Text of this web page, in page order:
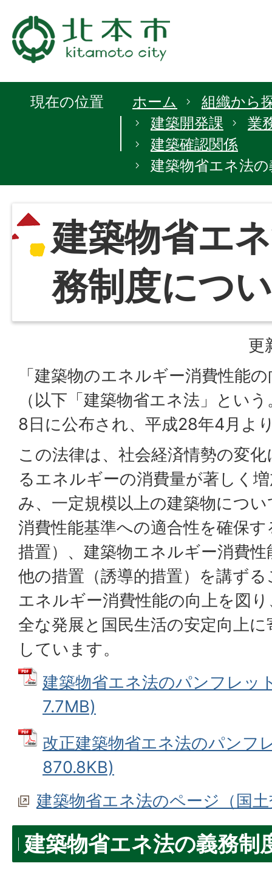
現在の位置 ホーム
組織から
建築開発課
業
建築確認関係
建築物省エネ法
建築物省エ
務制度につ
更
「建築物のエネルギー消費性能
（以下「建築物省エネ法」とい
8日に公布され、平成28年4月よ
この法律は、社会経済情勢の変
るエネルギーの消費量が著しく
み、一定規模以上の建築物につ
消費性能基準への適合性を確保
措置）、建築物エネルギー消費
他の措置（誘導的措置）を講ず
エネルギー消費性能の向上を図
全な発展と国民生活の安定向上
しています。
建築物省エネ法のパンフレッ
7.7MB)
改正建築物省エネ法のパンフ
870.8KB)
建築物省エネ法のページ（国
建築物省エネ法の義務制